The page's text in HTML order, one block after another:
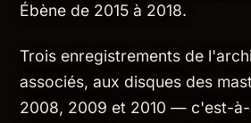
Ébène de 2015 à 2018.
Trois enregistrements de
associés, aux disques des
2008, 2009 et 2010 — c'est-à-